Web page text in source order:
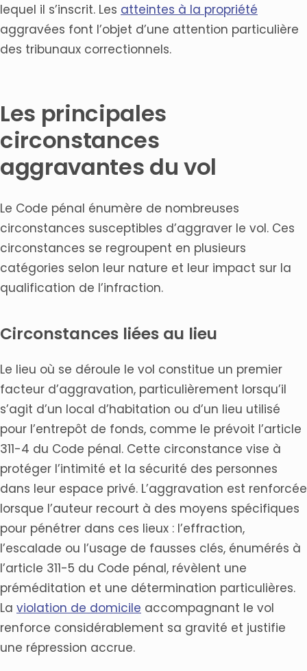
lequel il s’inscrit. Les atteintes à la propriété
aggravées font l’objet d’une attention particulière
des tribunaux correctionnels.
Les principales
circonstances
aggravantes du vol
Le Code pénal énumère de nombreuses
circonstances susceptibles d’aggraver le vol. Ces
circonstances se regroupent en plusieurs
catégories selon leur nature et leur impact sur la
qualification de l’infraction.
Circonstances liées au lieu
Le lieu où se déroule le vol constitue un premier
facteur d’aggravation, particulièrement lorsqu’il
s’agit d’un local d’habitation ou d’un lieu utilisé
pour l’entrepôt de fonds, comme le prévoit l’article
311-4 du Code pénal. Cette circonstance vise à
protéger l’intimité et la sécurité des personnes
dans leur espace privé. L’aggravation est renforcée
lorsque l’auteur recourt à des moyens spécifiques
pour pénétrer dans ces lieux : l’effraction,
l’escalade ou l’usage de fausses clés, énumérés à
l’article 311-5 du Code pénal, révèlent une
préméditation et une détermination particulières.
La violation de domicile accompagnant le vol
renforce considérablement sa gravité et justifie
une répression accrue.